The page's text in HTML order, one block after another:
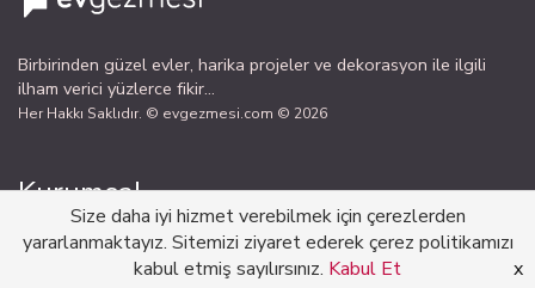
Birbirinden güzel evler, harika projeler ve dekorasyon ile ilgili
ilham verici yüzlerce fikir...
Her Hakkı Saklıdır. © evgezmesi.com © 2026
Kurumsal
Şirketinizi ücretsiz kaydedin
Size daha iyi hizmet verebilmek için çerezlerden
yararlanmaktayız. Sitemizi ziyaret ederek çerez politikamızı
kabul etmiş sayılırsınız. Kabul Et x